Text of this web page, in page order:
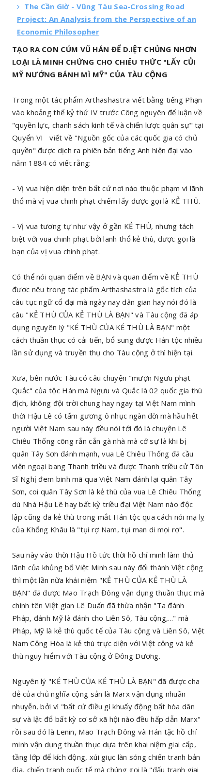
The Cần Giờ - Vũng Tàu Sea-Crossing Road
Project: An Analysis from the Perspective of an
Economic Philosopher
TẠO RA CON CÚM VŨ HÁN ĐỂ D.IỆT CHỦNG NHƠN
LOẠI LÀ MINH CHỨNG CHO CHIÊU THỨC "LẤY CỦI
MỸ NƯỚNG BÁNH MÌ MỸ" CỦA TÀU CỘNG
Trong một tác phẩm Arthashastra viết bằng tiếng Phạn
vào khoảng thế kỷ thứ IV trước Công nguyên để luận về
"quyền lực, chanh sách kinh tế và chiến lược quân sự" tại
Quyển VI viết về "Nguồn gốc của các quốc gia có chủ
quyền" được dịch ra phiên bản tiếng Anh hiện đại vào
năm 1884 có viết rằng:
- Vị vua hiện diện trên bất cứ nơi nào thuộc phạm vi lãnh
thổ mà vị vua chinh phạt chiếm lấy được gọi là KẺ THÙ.
- Vị vua tương tự như vậy ở gần KẺ THÙ, nhưng tách
biệt với vua chinh phạt bởi lãnh thổ kẻ thù, được gọi là
bạn của vị vua chinh phạt.
Có thể nói quan điểm về BẠN và quan điểm về KẺ THÙ
được nêu trong tác phẩm Arthashastra là gốc tích của
câu tục ngữ cổ đại mà ngày nay dân gian hay nói đó là
câu "KẺ THÙ CỦA KẺ THÙ LÀ BẠN" và Tàu cộng đã áp
dụng nguyên lý "KẺ THÙ CỦA KẺ THÙ LÀ BẠN" một
cách thuần thục có cải tiến, bổ sung được Hán tộc nhiều
lần sử dụng và truyền thụ cho Tàu cộng ở thì hiện tại.
Xưa, bên nước Tàu có câu chuyện "mượn Ngưu phạt
Quắc" của tộc Hán mà Ngưu và Quắc là 02 quốc gia thù
địch, không đội trời chung hay ngay tại Việt Nam mình
thời Hậu Lê có tấm gương ô nhục ngàn đời mà hầu hết
người Việt Nam sau này đều nói tới đó là chuyện Lê
Chiêu Thống cõng rắn cắn gà nhà mà cớ sự là khi bị
quân Tây Sơn đánh mạnh, vua Lê Chiêu Thống đã cầu
viện ngoại bang Thanh triều và được Thanh triều cử Tôn
Sĩ Nghị đem binh mã qua Việt Nam đánh lại quân Tây
Sơn, coi quân Tây Sơn là kẻ thù của vua Lê Chiêu Thống
dù Nhà Hậu Lê hay bất kỳ triều đại Việt Nam nào độc
lập cũng đã kẻ thù trong mắt Hán tộc qua cách nói mạ lỵ
của Khổng Khâu là "tụi rợ Nam, tụi man di mọi rợ".
Sau này vào thời Hậu Hồ tức thời hồ chí minh làm thủ
lãnh của khủng bố Việt Minh sau này đổi thành Việt cộng
thì một lần nữa khái niệm "KẺ THÙ CỦA KẺ THÙ LÀ
BẠN" đã được Mao Trạch Đông vận dụng thuần thục mà
chính tên Việt gian Lê Duẩn đã thừa nhận "Ta đánh
Pháp, đánh Mỹ là đánh cho Liên Sô, Tàu cộng,..." mà
Pháp, Mỹ là kẻ thù quốc tế của Tàu cộng và Liên Sô, Việt
Nam Cộng Hòa là kẻ thù trực diện với Việt cộng và kẻ
thù nguy hiểm với Tàu cộng ở Đông Dương.
Nguyên lý "KẺ THÙ CỦA KẺ THÙ LÀ BẠN" đã được cha
đẻ của chủ nghĩa cộng sản là Marx vận dụng nhuần
nhuyễn, bởi vì "bất cứ điều gì khuấy động bất hòa dân
sự và lật đổ bất kỳ cơ sở xã hội nào đều hấp dẫn Marx"
rồi sau đó là Lenin, Mao Trạch Đông và Hán tặc hồ chí
minh vận dụng thuần thục dựa trên khai niệm giai cấp,
tầng lớp để kích động, xúi giục làn sóng chiến tranh bản
địa, chiến tranh quốc tế mà chúng gọi là "đấu tranh giai